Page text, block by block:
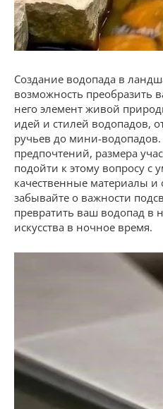
Создание водопада в
возможность преобразить
него элемент живой
идей и стилей водопадов,
ручьев до мини-
предпочтений, размера
подойти к этому вопросу с
качественные материалы
забывайте о важности
превратить ваш водопад в
искусства в ночное время.